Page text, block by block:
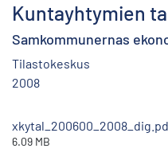
Kuntayhtymien
Samkommunernas
Tilastokeskus
2008
6.09 MB